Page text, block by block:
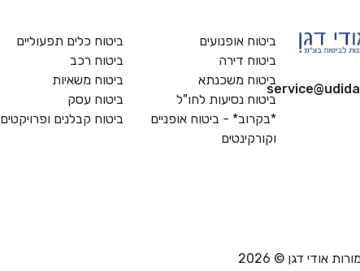
ביטוח אופנועים
ביטוח דירה
ביטוח משכנתא
ביטוח נסיעות לחו"ל
*בקרוב* - ביטוח אופניים
וקורקינטים
ביטוח כלים תפעוליים
ביטוח רכב
ביטוח משאיות
ביטוח עסק
ביטוח קבלנים ופרויקטים
אודי דגן © 2026